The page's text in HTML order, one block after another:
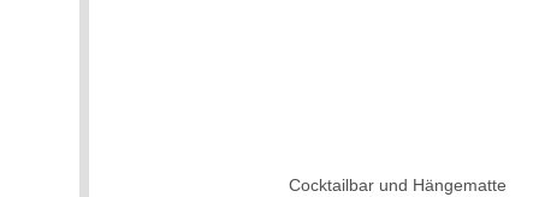
Cocktailbar und Hängematte